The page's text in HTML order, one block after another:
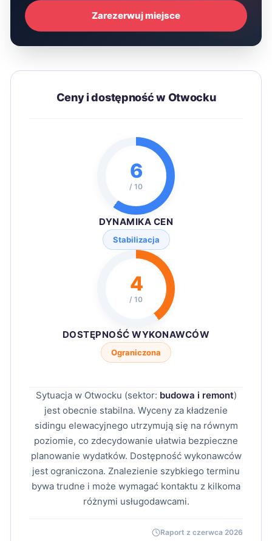
Zarezerwuj miejsce
Ceny i dostępność w Otwocku
6
/ 10
DYNAMIKA CEN
Stabilizacja
4
/ 10
DOSTĘPNOŚĆ WYKONAWCÓW
Ograniczona
Sytuacja w Otwocku (sektor: budowa i remont)
jest obecnie stabilna. Wyceny za kładzenie
sidingu elewacyjnego utrzymują się na równym
poziomie, co zdecydowanie ułatwia bezpieczne
planowanie wydatków. Dostępność wykonawców
jest ograniczona. Znalezienie szybkiego terminu
bywa trudne i może wymagać kontaktu z kilkoma
różnymi usługodawcami.
Raport z czerwca 2026